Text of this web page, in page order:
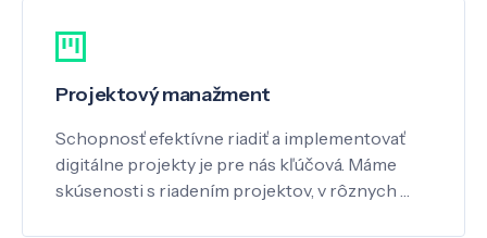
Projektový manažment
Schopnosť efektívne riadiť a implementovať
digitálne projekty je pre nás kľúčová. Máme
skúsenosti s riadením projektov, v rôznych …